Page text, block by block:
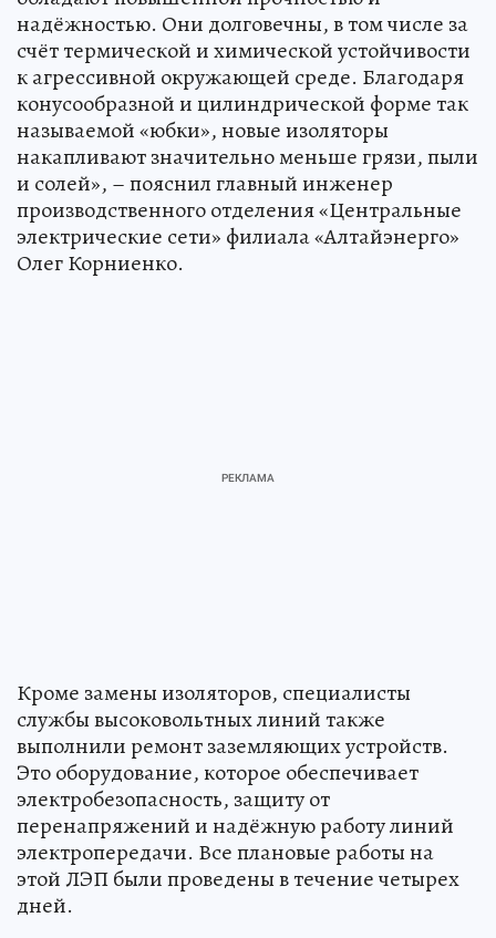
надёжностью. Они долговечны, в том числе за
счёт термической и химической устойчивости
к агрессивной окружающей среде. Благодаря
конусообразной и цилиндрической форме так
называемой «юбки», новые изоляторы
накапливают значительно меньше грязи, пыли
и солей», – пояснил главный инженер
производственного отделения «Центральные
электрические сети» филиала «Алтайэнерго»
Олег Корниенко.
Кроме замены изоляторов, специалисты
службы высоковольтных линий также
выполнили ремонт заземляющих устройств.
Это оборудование, которое обеспечивает
электробезопасность, защиту от
перенапряжений и надёжную работу линий
электропередачи. Все плановые работы на
этой ЛЭП были проведены в течение четырех
дней.